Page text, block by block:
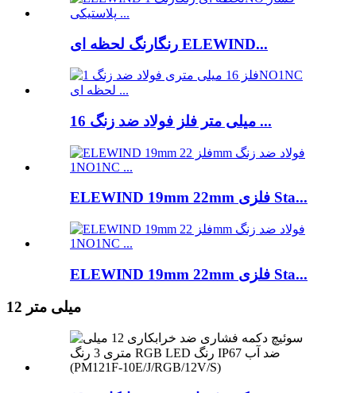
رنگارنگ لحظه ای ELEWIND...
16 میلی متر فلز فولاد ضد زنگ ...
ELEWIND 19mm 22mm فلزی Sta...
ELEWIND 19mm 22mm فلزی Sta...
12 میلی متر